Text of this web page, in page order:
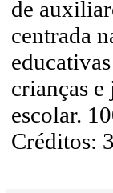
de
centrada
crianças
escolar.
Créditos: 3